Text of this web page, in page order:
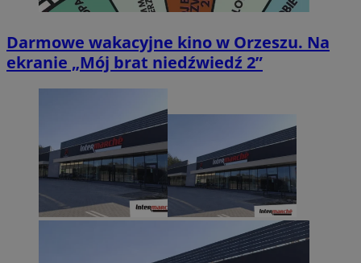
Darmowe wakacyjne kino w Orzeszu. Na
ekranie „Mój brat niedźwiedź 2”